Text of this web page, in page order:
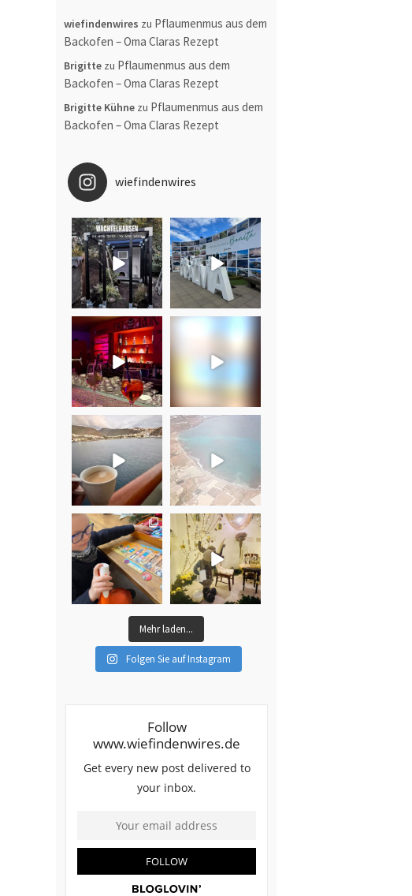
wiefindenwires zu Pflaumenmus aus dem
Backofen – Oma Claras Rezept
Brigitte zu Pflaumenmus aus dem
Backofen – Oma Claras Rezept
Brigitte Kühne zu Pflaumenmus aus dem
Backofen – Oma Claras Rezept
wiefindenwires
Mehr laden...
Folgen Sie auf Instagram